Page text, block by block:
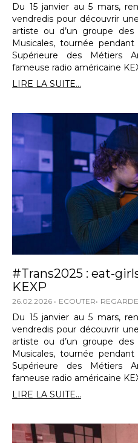
Du 15 janvier au 5 mars,
vendredis pour découvrir
artiste ou d’un groupe des
Musicales, tournée
Supérieure des Métiers
fameuse radio américaine
LIRE LA SUITE...
#Trans2025 : eat-
KEXP
26.02.2026 ECOUTER
Du 15 janvier au 5 mars,
vendredis pour découvrir
artiste ou d’un groupe des
Musicales, tournée
Supérieure des Métiers
fameuse radio américaine
LIRE LA SUITE...